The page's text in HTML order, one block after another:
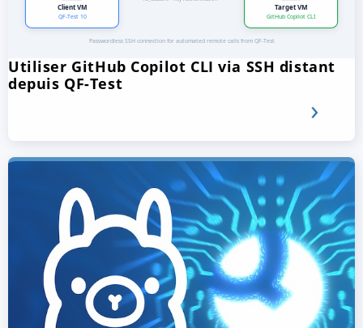
Utiliser GitHub Copilot CLI via SSH distant
depuis QF-Test